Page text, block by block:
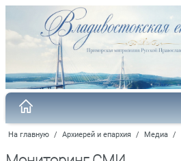
На главную / Архиерей и епархия / Медиа /